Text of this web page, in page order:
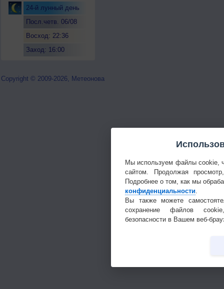
24-й лунный день
Посл.четв. 06/08
Восход: 22:36
Заход: 16:00
Copyright © 2009-2026, Метеонова
Мы используем файлы cookie,
сайтом. Продолжая
Подробнее о том, как мы
конфиденциальности
Вы также можете
сохранение файлов
безопасности в Вашем веб-